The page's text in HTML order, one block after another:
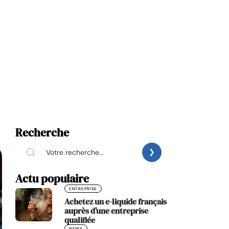
Recherche
Actu populaire
ENTREPRISE
Achetez un e-liquide français
auprès d’une entreprise
qualifiée